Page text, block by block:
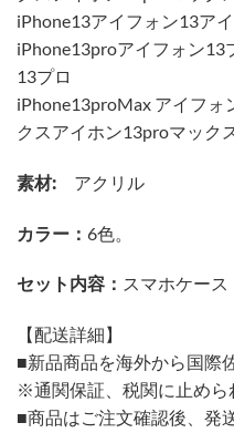
iPhone13アイフォン13ア
iPhone13proアイフォン13
13プロ
iPhone13proMax アイフォ
クスアイホン13proマック
素材: アクリル
カラー： 6色。
セット内容： スマホケース
【配送詳細】
■新品商品を海外から国際
※通関保証、税関に止めら
■商品はご注文確認後、発